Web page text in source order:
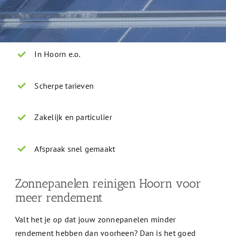
In Hoorn e.o.
Scherpe tarieven
Zakelijk en particulier
Afspraak snel gemaakt
Zonnepanelen reinigen Hoorn voor
meer rendement
Valt het je op dat jouw zonnepanelen minder
rendement hebben dan voorheen? Dan is het goed